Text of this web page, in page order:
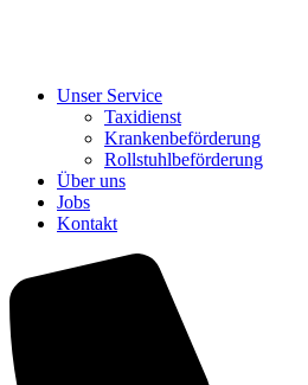
Unser Service
Taxidienst
Krankenbeförderung
Rollstuhlbeförderung
Über uns
Jobs
Kontakt